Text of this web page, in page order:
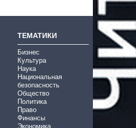
ТЕМАТИКИ
Бизнес
Культура
Наука
Национальная
безопасность
Общество
Политика
Право
Финансы
Экономика